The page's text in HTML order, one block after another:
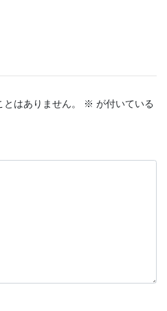
はありません。 ※ が付いている